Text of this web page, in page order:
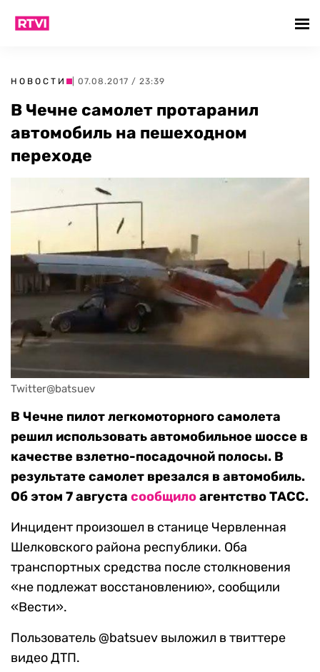
НОВОСТИ | 07.08.2017 / 23:39
В Чечне самолет протаранил
автомобиль на пешеходном
переходе
Twitter@batsuev
В Чечне пилот легкомоторного самолета
решил использовать автомобильное шоссе в
качестве взлетно-посадочной полосы. В
результате самолет врезался в автомобиль.
Об этом 7 августа сообщилоагентство ТАСС.
Инцидент произошел в станице Червленная
Шелковского района республики. Оба
транспортных средства после столкновения
«не подлежат восстановлению», сообщили
«Вести».
Пользователь @batsuev выложил в твиттере
видео ДТП.